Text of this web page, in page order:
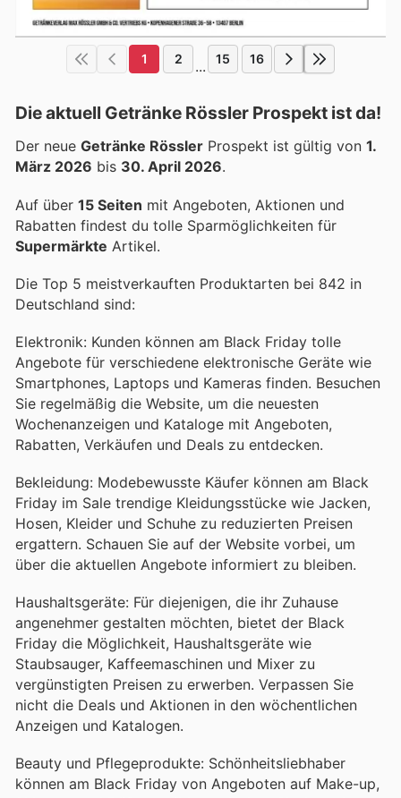
1 2 ... 15 16
Die aktuell Getränke Rössler Prospekt ist da!
Der neue Getränke Rössler Prospekt ist gültig von 1.
März 2026 bis 30. April 2026.
Auf über 15 Seiten mit Angeboten, Aktionen und
Rabatten findest du tolle Sparmöglichkeiten für
Supermärkte Artikel.
Die Top 5 meistverkauften Produktarten bei 842 in
Deutschland sind:
Elektronik: Kunden können am Black Friday tolle
Angebote für verschiedene elektronische Geräte wie
Smartphones, Laptops und Kameras finden. Besuchen
Sie regelmäßig die Website, um die neuesten
Wochenanzeigen und Kataloge mit Angeboten,
Rabatten, Verkäufen und Deals zu entdecken.
Bekleidung: Modebewusste Käufer können am Black
Friday im Sale trendige Kleidungsstücke wie Jacken,
Hosen, Kleider und Schuhe zu reduzierten Preisen
ergattern. Schauen Sie auf der Website vorbei, um
über die aktuellen Angebote informiert zu bleiben.
Haushaltsgeräte: Für diejenigen, die ihr Zuhause
angenehmer gestalten möchten, bietet der Black
Friday die Möglichkeit, Haushaltsgeräte wie
Staubsauger, Kaffeemaschinen und Mixer zu
vergünstigten Preisen zu erwerben. Verpassen Sie
nicht die Deals und Aktionen in den wöchentlichen
Anzeigen und Katalogen.
Beauty und Pflegeprodukte: Schönheitsliebhaber
können am Black Friday von Angeboten auf Make-up,